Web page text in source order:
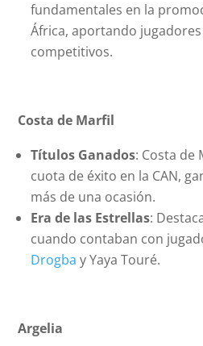
fundamentales en la
África, aportando
competitivos.
Costa de Marfil
Títulos Ganados: Costa de
cuota de éxito en la CAN,
más de una ocasión.
Era de las Estrellas:
cuando contaban con
Drogba y Yaya Touré.
Argelia